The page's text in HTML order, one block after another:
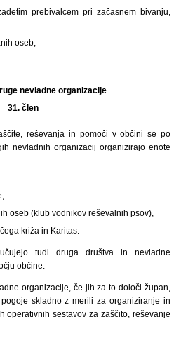
prebivalcem pri začasnem bivanju,
oseb,
nevladne organizacije
31. člen
reševanja in pomoči v občini se po
nevladnih organizacij organizirajo enote
oseb (klub vodnikov reševalnih psov),
križa in Karitas.
tudi druga društva in nevladne
občine.
organizacije, če jih za to določi župan,
skladno z merili za organiziranje in
operativnih sestavov za zaščito, reševanje